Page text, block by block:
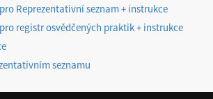
Reprezentativní seznam + instrukce
registr osvědčených praktik + instrukce
seznamu